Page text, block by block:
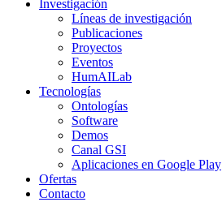
Investigación
Líneas de investigación
Publicaciones
Proyectos
Eventos
HumAILab
Tecnologías
Ontologías
Software
Demos
Canal GSI
Aplicaciones en Google Play
Ofertas
Contacto